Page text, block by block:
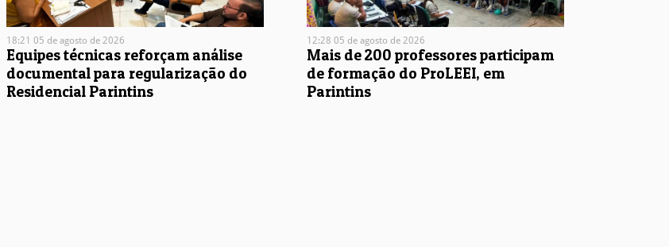
18:21 05 de agosto de 2026
Equipes técnicas reforçam análise
documental para regularização do
Residencial Parintins
12:28 05 de agosto de 2026
Mais de 200 professores participam
de formação do ProLEEI, em
Parintins